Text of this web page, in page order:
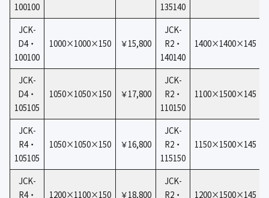
100100
135140
JCK-
D4・
100100
1000×1000×150 ￥15,800
JCK-
R2・
140140
1400×1400×145
JCK-
D4・
105105
1050×1050×150 ￥17,800
JCK-
R2・
110150
1100×1500×145
JCK-
R4・
105105
1050×1050×150 ￥16,800
JCK-
R2・
115150
1150×1500×145
JCK-
R4・
1200×1100×150 ￥18,800
JCK-
R2・
1200×1500×145